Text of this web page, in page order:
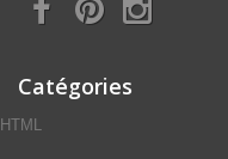
Catégories
HTML